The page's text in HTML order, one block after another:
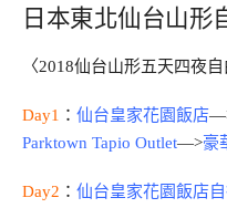
日本東北仙台山形
〈2018仙台山形五天四夜自
Day1 ： 仙台皇家花園飯店
Parktown Tapio Outlet—>豪
Day2 ： 仙台皇家花園飯店